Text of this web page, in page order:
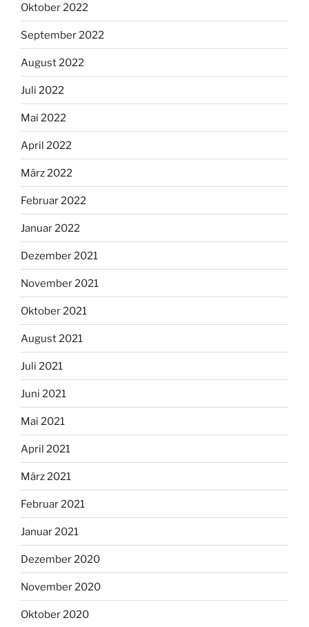
Oktober 2022
September 2022
August 2022
Juli 2022
Mai 2022
April 2022
März 2022
Februar 2022
Januar 2022
Dezember 2021
November 2021
Oktober 2021
August 2021
Juli 2021
Juni 2021
Mai 2021
April 2021
März 2021
Februar 2021
Januar 2021
Dezember 2020
November 2020
Oktober 2020